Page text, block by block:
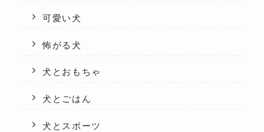
可愛い犬
怖がる犬
犬とおもちゃ
犬とごはん
犬とスポーツ